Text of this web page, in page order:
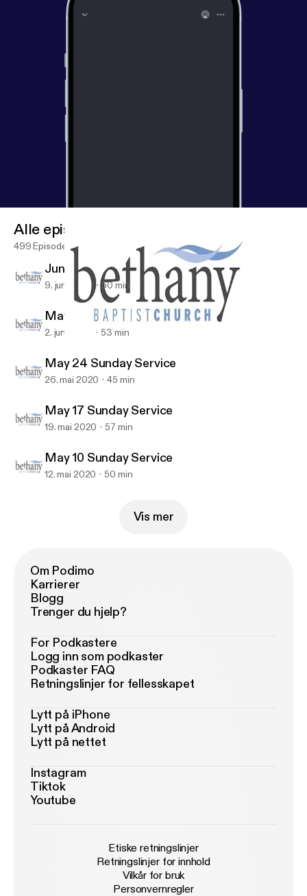
Bethany Baptist (Richmond BC) Recent Sermons
Alle episoder
499 Episoder
June 7 Sunday Service
9. juni 2020 50 min
May 31 Sunday Service
2. juni 2020 53 min
May 24 Sunday Service
26. mai 2020 45 min
May 17 Sunday Service
19. mai 2020 57 min
May 10 Sunday Service
12. mai 2020 50 min
Vis mer
Om Podimo
Karrierer
Blogg
Trenger du hjelp?
For Podkastere
Logg inn som podkaster
Podkaster FAQ
Retningslinjer for fellesskapet
Lytt på iPhone
Lytt på Android
Lytt på nettet
Instagram
Tiktok
Youtube
Etiske retningslinjer
Retningslinjer for innhold
Vilkår for bruk
Personvernregler